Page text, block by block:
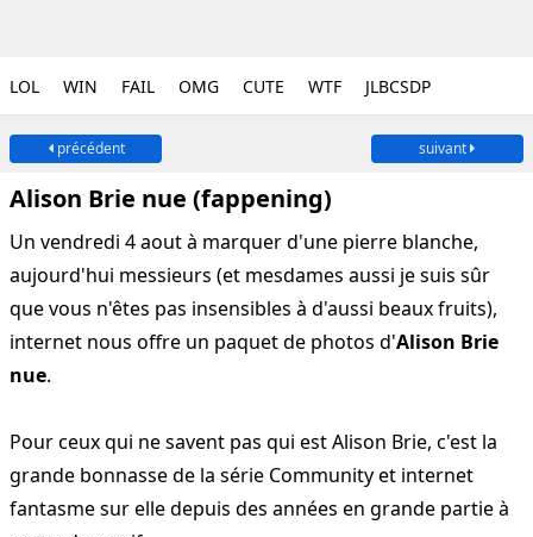
LOL WIN FAIL OMG CUTE WTF JLBCSDP
précédent suivant
Alison Brie nue (fappening)
Un vendredi 4 aout à marquer d'une pierre blanche,
aujourd'hui messieurs (et mesdames aussi je suis sûr
que vous n'êtes pas insensibles à d'aussi beaux fruits),
internet nous offre un paquet de photos d'Alison Brie
nue.
Pour ceux qui ne savent pas qui est Alison Brie, c'est la
grande bonnasse de la série Community et internet
fantasme sur elle depuis des années en grande partie à